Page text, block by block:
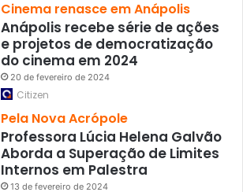
Cinema renasce em Anápolis
Anápolis recebe série de ações
e projetos de democratização
do cinema em 2024
20 de fevereiro de 2024
Citizen
Pela Nova Acrópole
Professora Lúcia Helena Galvão
Aborda a Superação de Limites
Internos em Palestra
13 de fevereiro de 2024